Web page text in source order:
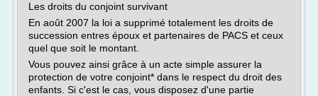
Les droits du conjoint survivant
En août 2007 la loi a supprimé totalement les droits de
succession entres époux et partenaires de PACS et ceux
quel que soit le montant.
Vous pouvez ainsi grâce à un acte simple assurer la
protection de votre conjoint* dans le respect du droit des
enfants. Si c'est le cas, vous disposez d'une partie